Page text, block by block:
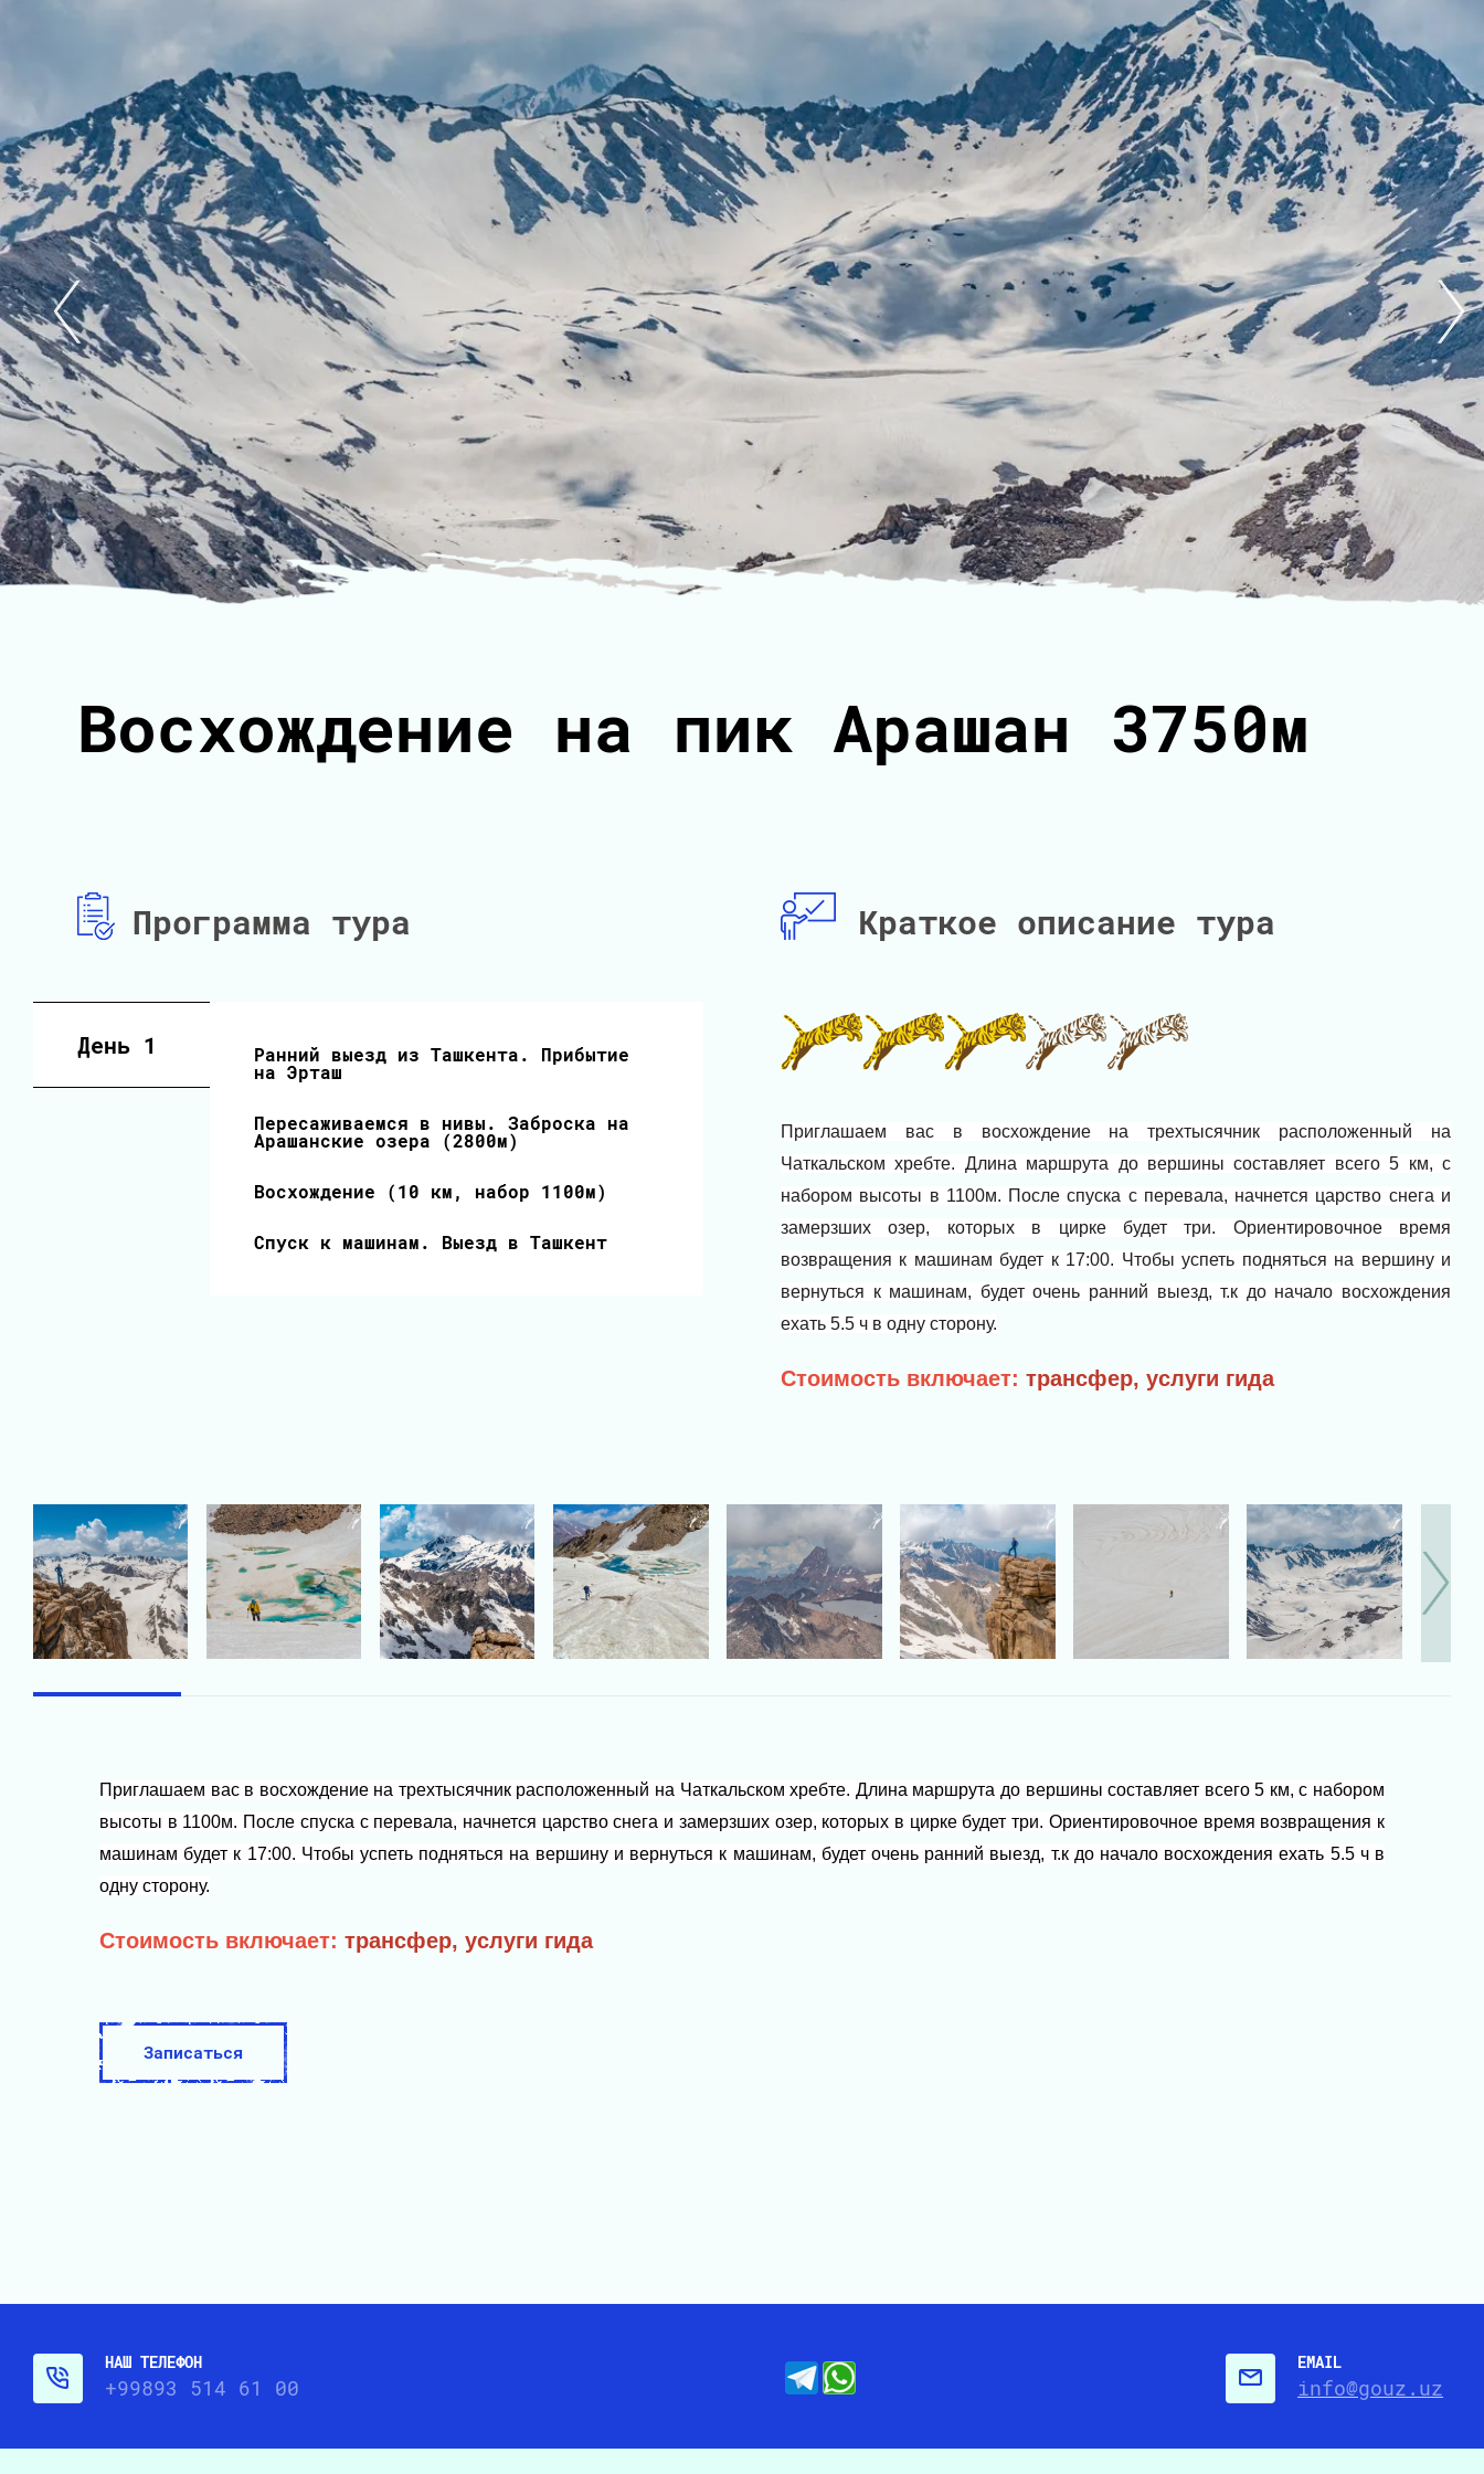
Восхождение на пик Арашан 3750м
Программа тура
День 1 Ранний выезд из Ташкента. Прибытие
на Эрташ
Пересаживаемся в нивы. Заброска на
Арашанские озера (2800м)
Восхождение (10 км, набор 1100м)
Спуск к машинам. Выезд в Ташкент
Краткое описание тура
Приглашаем вас в восхождение на трехтысячник расположенный на
Чаткальском хребте. Длина маршрута до вершины составляет всего 5 км, с
набором высоты в 1100м. После спуска с перевала, начнется царство снега и
замерзших озер, которых в цирке будет три. Ориентировочное время
возвращения к машинам будет к 17:00. Чтобы успеть подняться на вершину и
вернуться к машинам, будет очень ранний выезд, т.к до начало восхождения
ехать 5.5 ч в одну сторону.
Стоимость включает: трансфер, услуги гида
Приглашаем вас в восхождение на трехтысячник расположенный на Чаткальском хребте. Длина маршрута до вершины составляет всего 5 км, с набором
высоты в 1100м. После спуска с перевала, начнется царство снега и замерзших озер, которых в цирке будет три. Ориентировочное время возвращения к
машинам будет к 17:00. Чтобы успеть подняться на вершину и вернуться к машинам, будет очень ранний выезд, т.к до начало восхождения ехать 5.5 ч в
одну сторону.
Стоимость включает: трансфер, услуги гида
Записаться
НАШ ТЕЛЕФОН
+99893 514 61 00
EMAIL
info@gouz.uz